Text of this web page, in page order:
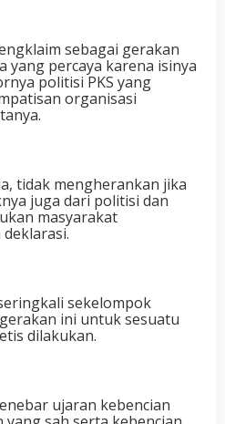
sebagai gerakan
yang percaya karena isinya
politisi PKS yang
organisasi
tidak mengherankan jika
juga dari politisi dan
masyarakat
sekelompok
ini untuk sesuatu
dilakukan.
ujaran kebencian